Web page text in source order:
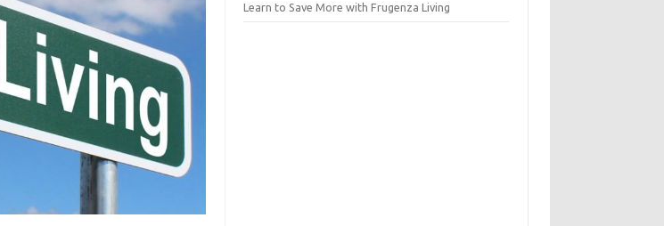
Learn to Save More with Frugenza Living